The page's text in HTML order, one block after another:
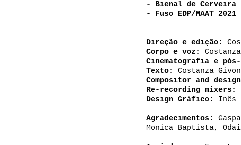
- Bienal de Cerveira
- Fuso EDP/MAAT 2021
Direção e edição:
Corpo e voz:
Cinematografia e pós-
Texto:
Costanza
Compositor and
Re-recording mixers:
Design Gráfico:
Inês
Agradecimentos:
Monica Baptista,